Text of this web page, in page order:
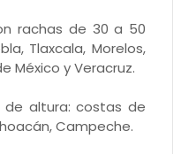
rachas de 30 a 50
Tlaxcala, Morelos,
México y Veracruz.
de altura: costas de
Campeche.